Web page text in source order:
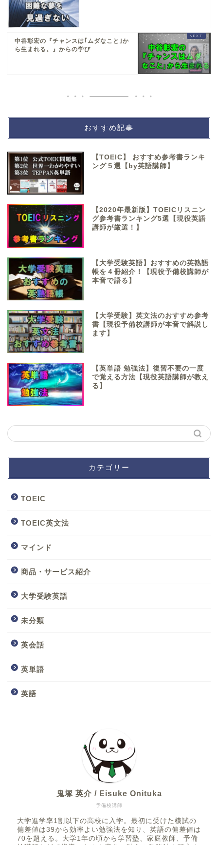
中谷彰宏の『チャンスは｢ムダなこと｣か
ら生まれる。』からの学び
おすすめ記事
【TOEIC】 おすすめ参考書ランキ
ング５選【by英語講師】
【2020年最新版】TOEICリスニン
グ参考書ランキング5選【現役英語
講師が厳選！】
【大学受験英語】おすすめの英熟語
帳を４冊紹介！【現役予備校講師が
本音で語る】
【大学受験】英文法のおすすめ参考
書【現役予備校講師が本音で解説し
ます】
【英単語 勉強法】復習不要の一度
で覚える方法【現役英語講師が教え
る】
カテゴリー
TOEIC
TOEIC英文法
マインド
商品・サービス紹介
大学受験英語
未分類
英会話
英単語
英語
予備校講師
鬼塚 英介 / Eisuke Onituka
大学進学率1割以下の高校に入学。最初に受けた模試の
偏差値は39から効率よい勉強法を知り、英語の偏差値は
70を超える。大学1年の頃から学習塾、家庭教師、予備